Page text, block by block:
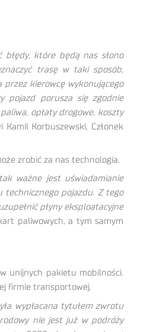
które będą nas słono
trasę w taki sposób,
kierowcę wykonującego
pojazd porusza się zgodnie
opłaty drogowe, koszty
Korbuszewski, Członek
zrobić za nas technologia.
ważne jest uświadamianie
technicznego pojazdu. Z tego
płyny eksploatacyjne
paliwowych, a tym samym
unijnych pakietu mobilności.
firmie transportowej.
wypłacana tytułem zwrotu
nie jest już w podróży